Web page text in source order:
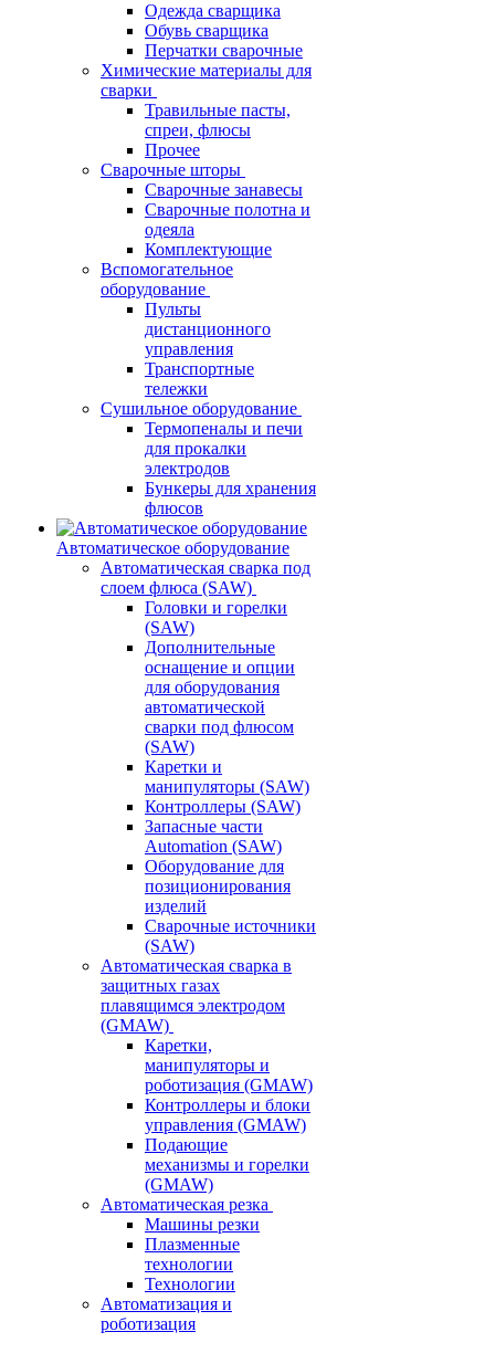
Одежда сварщика
Обувь сварщика
Перчатки сварочные
Химические материалы для
сварки
Травильные пасты,
спреи, флюсы
Прочее
Сварочные шторы
Сварочные занавесы
Сварочные полотна и
одеяла
Комплектующие
Вспомогательное
оборудование
Пульты
дистанционного
управления
Транспортные
тележки
Сушильное оборудование
Термопеналы и печи
для прокалки
электродов
Бункеры для хранения
флюсов
Автоматическое оборудование
Автоматическая сварка под
слоем флюса (SAW)
Головки и горелки
(SAW)
Дополнительные
оснащение и опции
для оборудования
автоматической
сварки под флюсом
(SAW)
Каретки и
манипуляторы (SAW)
Контроллеры (SAW)
Запасные части
Automation (SAW)
Оборудование для
позиционирования
изделий
Сварочные источники
(SAW)
Автоматическая сварка в
защитных газах
плавящимся электродом
(GMAW)
Каретки,
манипуляторы и
роботизация (GMAW)
Контроллеры и блоки
управления (GMAW)
Подающие
механизмы и горелки
(GMAW)
Автоматическая резка
Машины резки
Плазменные
технологии
Технологии
Автоматизация и
роботизация